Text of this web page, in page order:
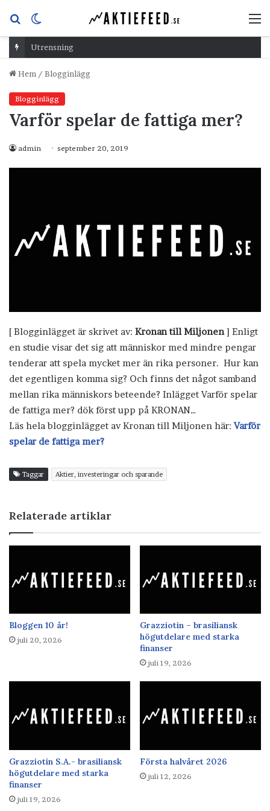
Sök
efterskin
Utrensning
Hem / Blogginlägg
Blogginlägg
Varför spelar de fattiga mer?
admin september 20, 2019
[ Blogginlägget är skrivet av: Kronan till Miljonen] Enligt
en studie visar det sig att människor med mindre pengar
tenderar att spela mycket mer än rika personer. Hur kan
det egentligen komma sig? Och finns det något samband
mellan rika människors beteende? Inlägget Varför spelar
de fattiga mer? dök först upp på KRONAN…
Läs hela blogginlägget av Kronan till Miljonen här:Varför
spelar de fattiga mer?
Taggar Aktier, investeringar och sparande
Relaterade artiklar
Bloggen 10 år!
juli 20, 2026
Grazziotin – brasiliansk
högutdelare med starka
finanser
juli 19, 2026
Grazziotin S.A.- brasiliansk
högutdelare med starka
finanser
juli 19, 2026
Första halvåret 2026
juli 12, 2026